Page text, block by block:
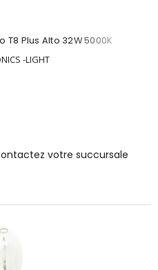
Plus Alto 32W 5000K
-LIGHT
votre succursale